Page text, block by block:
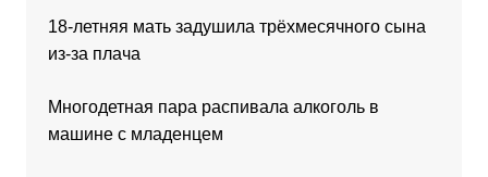
18-летняя мать задушила трёхмесячного сына
из-за плача
Многодетная пара распивала алкоголь в
машине с младенцем